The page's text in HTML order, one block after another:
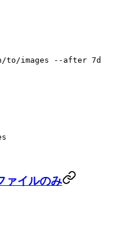
to/images --after 7d
ァイルのみ